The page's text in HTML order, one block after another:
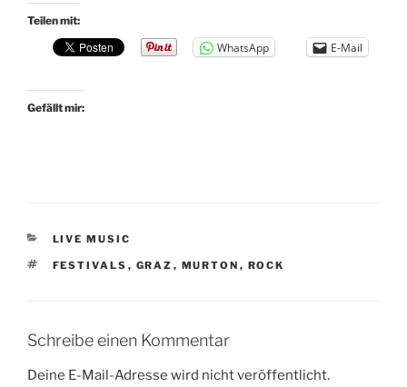
Teilen mit:
WhatsApp E-Mail
Gefällt mir:
KATEGORIEN
LIVE MUSIC
SCHLAGWÖRTER
FESTIVALS , GRAZ , MURTON , ROCK
Schreibe einen Kommentar
Deine E-Mail-Adresse wird nicht veröffentlicht.